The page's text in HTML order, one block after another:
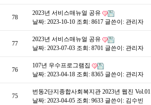
78
2023년 서비스매뉴얼 공유
날짜: 2023-10-10 조회: 8617 글쓴이: 관리자
77
2023년 서비스매뉴얼 공유
날짜: 2023-07-03 조회: 8701 글쓴이: 관리자
76
107년 우수프로그램집
날짜: 2023-04-18 조회: 8365 글쓴이: 관리자
75
번동2단지종합사회복지관 2023년 웹진 Vol.01
날짜: 2023-04-05 조회: 9633 글쓴이: 김수빈